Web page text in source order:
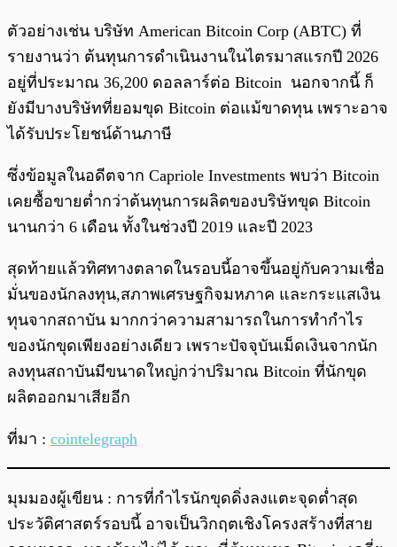
ตัวอย่างเช่น บริษัท American Bitcoin Corp (ABTC) ที่
รายงานว่า ต้นทุนการดำเนินงานในไตรมาสแรกปี 2026
อยู่ที่ประมาณ 36,200 ดอลลาร์ต่อ Bitcoin นอกจากนี้ ก็
ยังมีบางบริษัทที่ยอมขุด Bitcoin ต่อแม้ขาดทุน เพราะอาจ
ได้รับประโยชน์ด้านภาษี
ซึ่งข้อมูลในอดีตจาก Capriole Investments พบว่า Bitcoin
เคยซื้อขายต่ำกว่าต้นทุนการผลิตของบริษัทขุด Bitcoin
นานกว่า 6 เดือน ทั้งในช่วงปี 2019 และปี 2023
สุดท้ายแล้วทิศทางตลาดในรอบนี้อาจขึ้นอยู่กับความเชื่อ
มั่นของนักลงทุน,สภาพเศรษฐกิจมหภาค และกระแสเงิน
ทุนจากสถาบัน มากกว่าความสามารถในการทำกำไร
ของนักขุดเพียงอย่างเดียว เพราะปัจจุบันเม็ดเงินจากนัก
ลงทุนสถาบันมีขนาดใหญ่กว่าปริมาณ Bitcoin ที่นักขุด
ผลิตออกมาเสียอีก
ที่มา : cointelegraph
มุมมองผู้เขียน : การที่กำไรนักขุดดิ่งลงแตะจุดต่ำสุด
ประวัติศาสตร์รอบนี้ อาจเป็นวิกฤตเชิงโครงสร้างที่สาย